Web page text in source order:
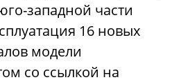
западной части
16 новых
модели
со ссылкой на